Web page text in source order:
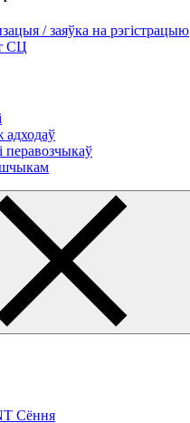
/ заяўка на рэгістрацыю
СЦ
перавозчыкаў
Сёння